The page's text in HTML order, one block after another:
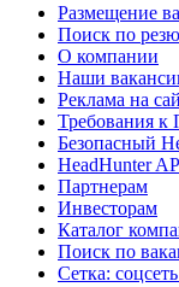
Размещение
Поиск по
О компании
Наши
Реклама на
Требования к
Безопасный
HeadHunter
Партнерам
Инвесторам
Каталог
Поиск по
Сетка: